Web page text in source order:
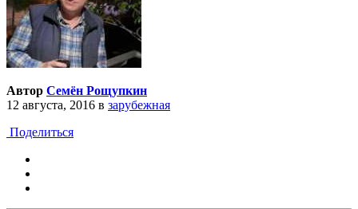
Автор Семён Рощупкин
12 августа, 2016 в зарубежная
Поделиться